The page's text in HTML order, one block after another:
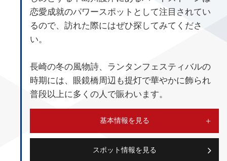
恋愛成就のパワースポットとして注目されてい
るので、訪れた際にはぜひ探してみてくださ
い。
長崎の冬の風物詩、ランタンフェスティバルの
時期には、眼鏡橋周辺も提灯で華やかに飾られ
普段以上に多くの人で賑わいます。
基本情報を見る
スポット情報を見る